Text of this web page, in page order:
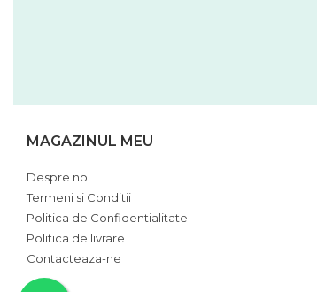
MAGAZINUL MEU
Despre noi
Termeni si Conditii
Politica de Confidentialitate
Politica de livrare
Contacteaza-ne